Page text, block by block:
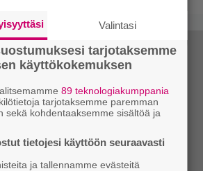
Valintasi
tarjotaksemme
käyttökokemuksen
89 teknologiakumppania
tarjotaksemme paremman
sekä kohdentaaksemme sisältöä ja
tietojesi käyttöön seuraavasti
ja tallennamme evästeitä